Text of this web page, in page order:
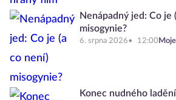
Nenápadný jed: Co je
misogynie?
6. srpna 2026 12:00
Konec nudného